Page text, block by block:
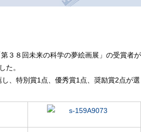
第３８回未来の科学の夢絵画展」の受賞者が
た。
、特別賞1点、優秀賞1点、奨励賞2点が選